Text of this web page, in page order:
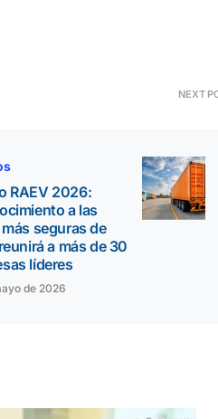
NEXT
RAEV 2026:
a las
seguras de
a más de 30
líderes
de 2026